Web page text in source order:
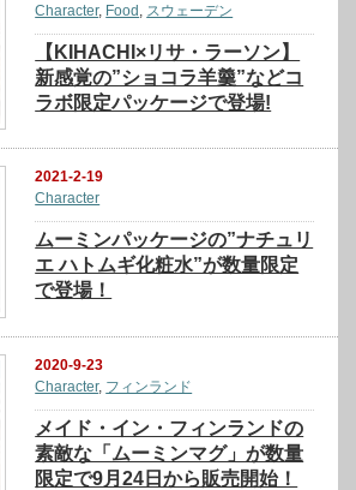
Character, Food , スウェーデン
【KIHACHI×リサ・ラーソン】
新感覚の”ショコラ羊羹”などコ
ラボ限定パッケージで登場!
2021-2-19
Character
ムーミンパッケージの”ナチュリ
エ ハトムギ化粧水”が数量限定
で登場！
2020-9-23
Character, フィンランド
メイド・イン・フィンランドの
素敵な「ムーミンマグ」が数量
限定で9月24日から販売開始！